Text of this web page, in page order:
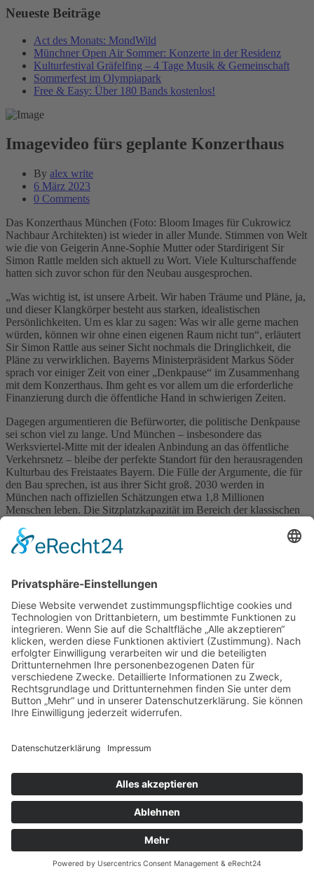
Neueste Beiträge
Act des Monats: MondWild
Münchner Open Air Sommer: Konzerte in der Residenz
Kulturfestival Gräfelfing – 4 Tage Musik & Gemeinschaft
Sommerfest im Olympiapark
Free & Easy: Über 180 Bands kostenlos!
Imagevideo fürs geplante Konzerthaus
By alex write
6 März 2023
0 Comments
Das Konzerthaus München (Foto: Bloom Images für Cukrowicz
Nachbaur Architekten) ist wieder in aller Munde. Stimmen von Welt
wie die von Geigerin Anne-Sophie Mutter oder Stardirigent Sir
Simon Rattle melden sich aktuell zu Wort. Viele Kulturschaffende
hatten sich zuvor schon für den Neubau ausgesprochen.
„Was wichtig ist, ist unsere Arbeit. Wir haben Träume und Pläne, ja,
und dieser Klangkörper besteht aus starken, idealistischen
Persönlichkeiten. Um es klar zu sagen: Was wir alle gerne machen
würden, können wir ohne einen eigenen Raum nicht tun“, erläutert
Sir Simon Rattle aus seiner Sicht nochmals die Dringlichkeit, die
Pläne zu verwirklichen. Bayerns Ministerpräsident Markus Söder
sprach vor einiger Zeit von einer „Denkpause“ im Zusammenhang
mit dem Konzerthaus. Ihm geht es vor allem um die erforderliche
Finanzierung durch die öffentliche Hand in schwierigen Zeiten.
Dagegen argumentieren die Befürworter, die politische Denkpause
sei schon viel zu lange. Und München – insbesondere das
Werksviertel-Mitte mit der idealen Anbindung an das öffentliche
Verkehrsnetz – bleibe der perfekte Standort für den herausragenden
Kulturbau des Freistaates Bayern. Die Fülle der Argumente, die für
den Bau sprechen, ist aus ihrer Sicht groß. 2030 werden in
München nach offiziellen Schätzungen etwa 1,8 Millionen
Menschen leben. Die Sitzplatzkapazität im Bereich der klassischen
Konzerthaus kommen in zwei Sälen 1.800 und 400 Plätze hinzu.
Sie bieten herausragende Akustik, bestmögliche Sicht und
Kultur gGmbH stellvertretend für alle Beteiligten schon einmal in
einemImagevideoeingefangen.
Categories:Klassik,Projekte
Schlagwörter:Klassik,Konzerthaus
Previous Post
News
Kontakt
Impressum
AGBs